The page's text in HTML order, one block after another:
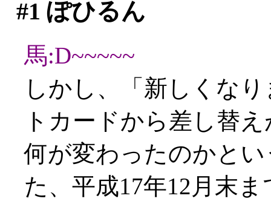
#1 ぽひるん
馬:D~~~~~
しかし、「新しくな
トカードから差し替
何が変わったのかと
た、平成17年12月末ま